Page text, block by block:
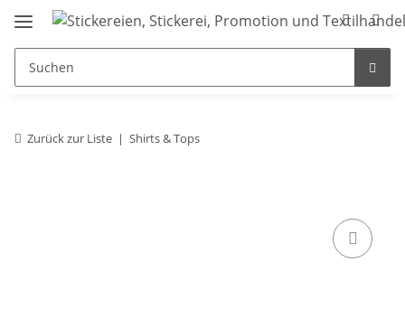
Zurück zur Liste Shirts & Tops